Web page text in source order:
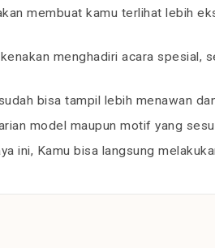
membuat kamu terlihat lebih
menghadiri acara spesial,
bisa tampil lebih menawan
model maupun motif yang
ini, Kamu bisa langsung